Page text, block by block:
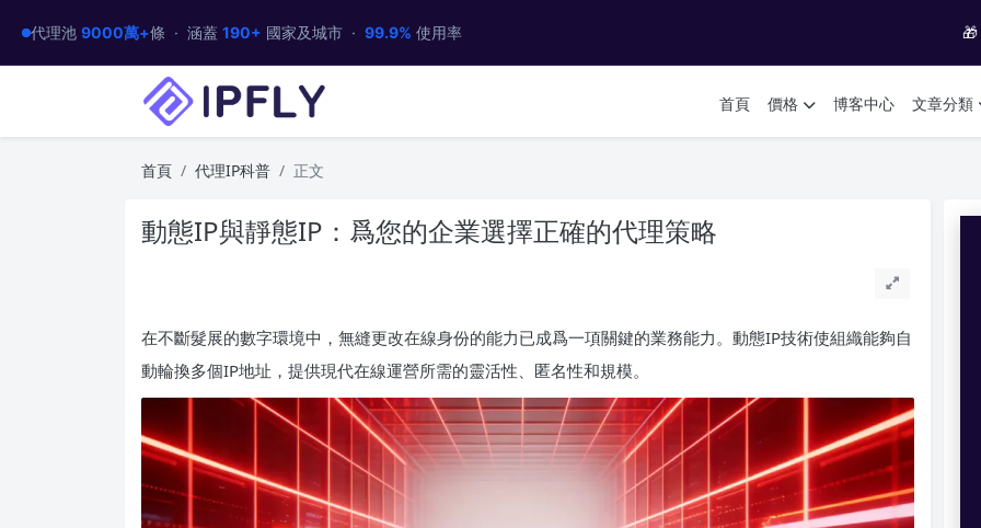
代理池 9000萬+條 · 涵蓋 190+ 國家及城市 · 99.9% 使用率 🎁
首頁 價格 博客中心 文章分類
首頁 代理IP科普 正文
動態IP與靜態IP：爲您的企業選擇正確的代理策略
在不斷髮展的數字環境中，無縫更改在線身份的能力已成爲一項關鍵的業務能力。動態IP技術使組織能夠自
動輪換多個IP地址，提供現代在線運營所需的靈活性、匿名性和規模。